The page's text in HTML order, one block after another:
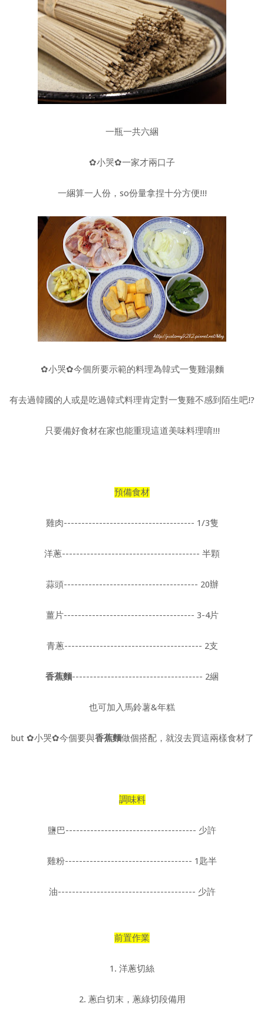
一瓶一共六綑
✿小哭✿一家才兩口子
一綑算一人份，so份量拿捏十分方便!!!
✿小哭✿今個所要示範的料理為韓式一隻雞湯麵
有去過韓國的人或是吃過韓式料理肯定對一隻雞不感到陌生吧!?
只要備好食材在家也能重現這道美味料理唷!!!
預備食材
雞肉------------------------------------- 1/3隻
洋蔥--------------------------------------- 半顆
蒜頭-------------------------------------- 20辦
薑片------------------------------------- 3-4片
青蔥--------------------------------------- 2支
香蕉麵------------------------------------- 2綑
也可加入馬鈴薯&年糕
but ✿小哭✿今個要與香蕉麵做個搭配，就沒去買這兩樣食材了
調味料
鹽巴------------------------------------- 少許
雞粉------------------------------------ 1匙半
油--------------------------------------- 少許
前置作業
1. 洋蔥切絲
2. 蔥白切末，蔥綠切段備用